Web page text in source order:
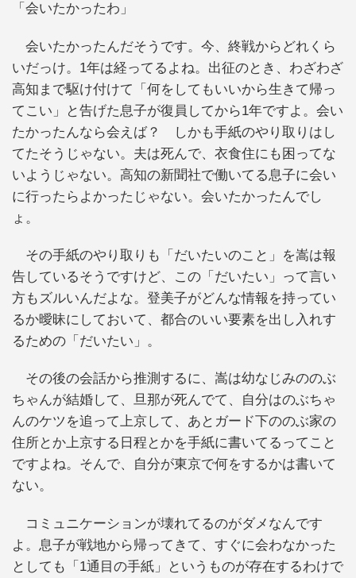
「会いたかったわ」
会いたかったんだそうです。今、終戦からどれくら
いだっけ。1年は経ってるよね。出征のとき、わざわざ
高知まで駆け付けて「何をしてもいいから生きて帰っ
てこい」と告げた息子が復員してから1年ですよ。会い
たかったんなら会えば？ しかも手紙のやり取りはし
てたそうじゃない。夫は死んで、衣食住にも困ってな
いようじゃない。高知の新聞社で働いてる息子に会い
に行ったらよかったじゃない。会いたかったんでし
ょ。
その手紙のやり取りも「だいたいのこと」を嵩は報
告しているそうですけど、この「だいたい」って言い
方もズルいんだよな。登美子がどんな情報を持ってい
るか曖昧にしておいて、都合のいい要素を出し入れす
るための「だいたい」。
その後の会話から推測するに、嵩は幼なじみののぶ
ちゃんが結婚して、旦那が死んでて、自分はのぶちゃ
んのケツを追って上京して、あとガード下ののぶ家の
住所とか上京する日程とかを手紙に書いてるってこと
ですよね。そんで、自分が東京で何をするかは書いて
ない。
コミュニケーションが壊れてるのがダメなんです
よ。息子が戦地から帰ってきて、すぐに会わなかった
としても「1通目の手紙」というものが存在するわけで